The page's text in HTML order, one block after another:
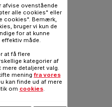
afvise ovenstående
alle cookies" eller
cookies". Bemærk,
bruger vi kun de
for at kunne
måde.
at få flere
kategorier af
detaljeret valg.
mening fra vores
kan finde ud af mere
om cookies.